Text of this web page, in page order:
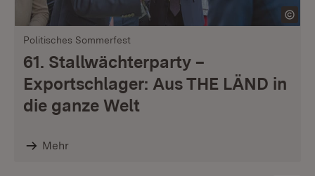
Politisches Sommerfest
61. Stallwächterparty –
Exportschlager: Aus THE LÄND in
die ganze Welt
Mehr